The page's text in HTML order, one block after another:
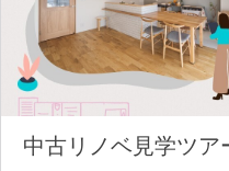
中古リノベ見学ツア